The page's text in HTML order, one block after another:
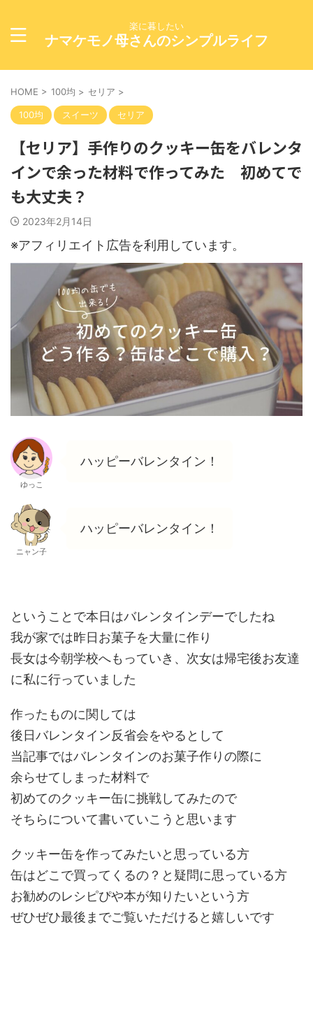
楽に暮したい
ナマケモノ母さんのシンプルライフ
HOME > 100均 > セリア >
100均 スイーツ セリア
【セリア】手作りのクッキー缶をバレンタ
インで余った材料で作ってみた 初めてで
も大丈夫？
2023年2月14日
※アフィリエイト広告を利用しています。
ゆっこ
ハッピーバレンタイン！
ニャン子
ハッピーバレンタイン！
ということで本日はバレンタインデーでしたね
我が家では昨日お菓子を大量に作り
長女は今朝学校へもっていき、次女は帰宅後お友達
に私に行っていました
作ったものに関しては
後日バレンタイン反省会をやるとして
当記事ではバレンタインのお菓子作りの際に
余らせてしまった材料で
初めてのクッキー缶に挑戦してみたので
そちらについて書いていこうと思います
クッキー缶を作ってみたいと思っている方
缶はどこで買ってくるの？と疑問に思っている方
お勧めのレシピぴや本が知りたいという方
ぜひぜひ最後までご覧いただけると嬉しいです